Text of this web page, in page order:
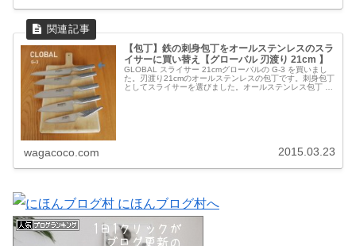
【包丁】鉄の刺身包丁をオールステンレスのスラ
イサーに買い替え【グローバル 刃渡り 21cm 】
GLOBAL スライサー 21cmグローバルの G-3 を買いまし
た。刃渡り21cmのオールステンレスの包丁です。刺身包丁
としてスライサーを選びました。オールステンレス包丁 日
wagacoco.com 2015.03.23